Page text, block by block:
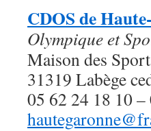
CDOS de
Olympique et
Maison des
31319 Labège
05 62 24 18 10